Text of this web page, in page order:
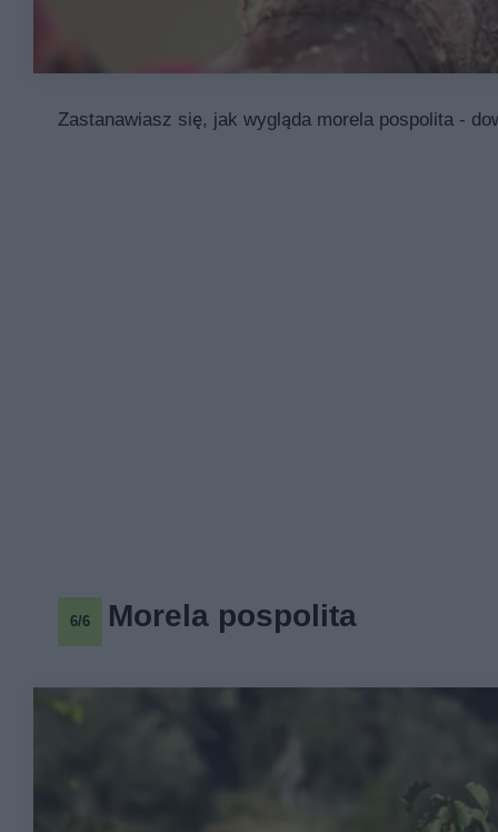
Zastanawiasz się, jak wygląda morela pospolita -
6/6 Morela pospolita